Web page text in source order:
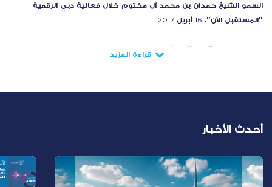
السمو الشيخ حمدان بن محمد آل مكتوم خلال فعالية دبي الرقمية
"المستقبل الآن"،
بصفتها حكومةً خاليةً تمامًا من الورق، فإن 100٪ من خدمات المتعاملين
خدماتها وعملياتها.
وكجزء من عملية الانتقال هذه، سنركز على استخدام التكنولوجيا
لتفغيل المعاملات الرقمية. وسننشئ إطارًا قانونيًا فعالًا سيعالج الإجراءات
الابتعاد عن الورق.
قراءة المزيد
أحدث الأخبار